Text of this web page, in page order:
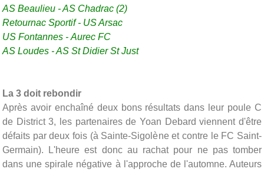
AS Beaulieu -AS Chadrac (2)
Retournac Sportif - US Arsac
US Fontannes - Aurec FC
AS Loudes - AS St Didier St Just
La 3 doit rebondir
Après avoir enchaîné deux bons résultats dans leur poule C
de District 3, les partenaires de Yoan Debard viennent d'être
défaits par deux fois (à Sainte-Sigolène et contre le FC Saint-
Germain). L'heure est donc au rachat pour ne pas tomber
dans une spirale négative à l'approche de l'automne. Auteurs